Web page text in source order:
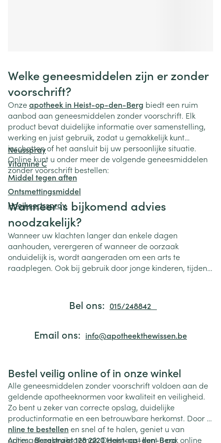
Welke geneesmiddelen zijn er zonder
voorschrift?
Onzeapotheek in Heist-op-den-Berg biedt een ruim
aanbod aan geneesmiddelen zonder voorschrift. Elk
product bevat duidelijke informatie over samenstelling,
werking en juist gebruik, zodat u gemakkelijk kunt
inschatten of het aansluit bij uw persoonlijke situatie.
Online kunt u onder meer de volgende geneesmiddelen
zonder voorschrift bestellen:
Neusspray
Vitamine C
Middel tegen aften
Ontsmettingsmiddel
Hooikoortsspray
Wanneer is bijkomend advies
noodzakelijk?
Wanneer uw klachten langer dan enkele dagen
aanhouden, verergeren of wanneer de oorzaak
onduidelijk is, wordt aangeraden om een arts te
raadplegen. Ook bij gebruik door jonge kinderen, tijdens
Bel ons: 015/248842
Email ons: info@apotheekthewissen.be
Bestel veilig online of in onze winkel
Alle geneesmiddelen zonder voorschrift voldoen aan de
geldende apotheeknormen voor kwaliteit en veiligheid.
Zo bent u zeker van correcte opslag, duidelijke
productinformatie en een betrouwbare herkomst. Door o
nline te bestellenen snel af te halen, geniet u van
optimaal gebruiksgemak. Daarnaast kunt u ook online
Adres:Bergstraat 128 2220 Heist-op-den-Berg